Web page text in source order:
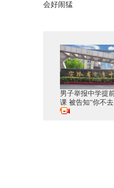
会好闹猛
男子举报中学提
课 被告知“你不